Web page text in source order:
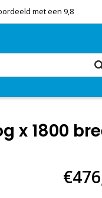
met een 9,8
x 1800